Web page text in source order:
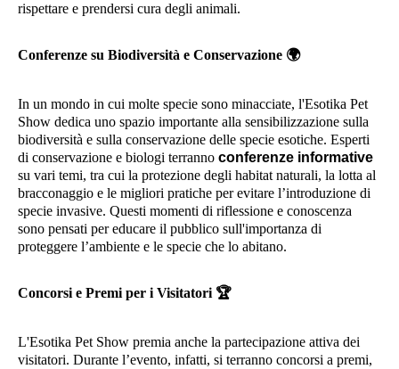
rispettare e prendersi cura degli animali.
Conferenze su Biodiversità e Conservazione 🌍
In un mondo in cui molte specie sono minacciate, l'Esotika Pet
Show dedica uno spazio importante alla sensibilizzazione sulla
biodiversità e sulla conservazione delle specie esotiche. Esperti
di conservazione e biologi terranno conferenze informative
su vari temi, tra cui la protezione degli habitat naturali, la lotta al
bracconaggio e le migliori pratiche per evitare l’introduzione di
specie invasive. Questi momenti di riflessione e conoscenza
sono pensati per educare il pubblico sull'importanza di
proteggere l’ambiente e le specie che lo abitano.
Concorsi e Premi per i Visitatori 🏆
L'Esotika Pet Show premia anche la partecipazione attiva dei
visitatori. Durante l’evento, infatti, si terranno concorsi a premi,